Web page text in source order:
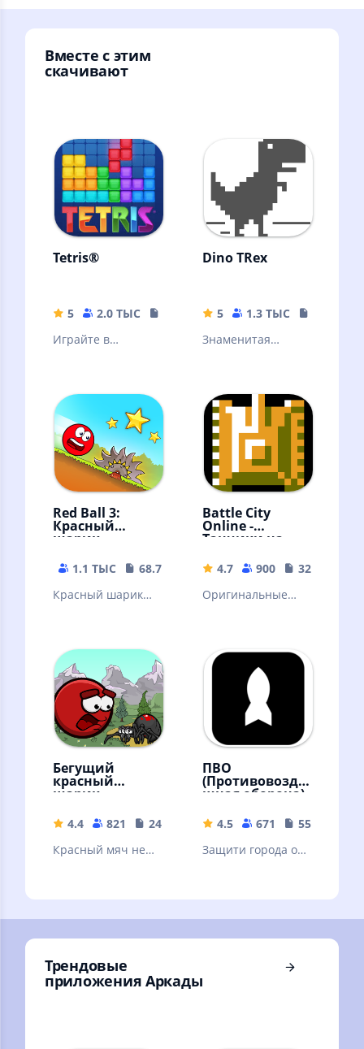
Вместе с этим
скачивают
Tetris®
5 2.0 ТЫС
160.88 MB
Играйте в
угодно и где
угодно. Tetris®
навсегда!
Dino TRex
5 1.3 ТЫС
Знаменитая
Red Ball 3:
Красный
шарик
1.1 ТЫС
68.72 MB
Красный шарик－
через препятствия
ради любви!
Battle City
Online -
Танчики на
4.7 900
32.38 MB
Оригинальные
Бегущий
красный
шарик
4.4 821
24.52 MB
Красный мяч не
Прыгун - аркада.
ПВО
(Противовозду
шная оборона)
4.5 671
55.09 MB
Защити города от
Трендовые
приложения Аркады